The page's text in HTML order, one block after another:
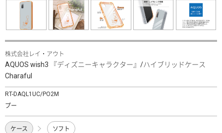
株式会社レイ・アウト
AQUOS wish3 『ディズニーキャラクター』/ハイブリッドケース
Charaful
RT-DAQL1UC/PO2M
プー
ケース ソフト